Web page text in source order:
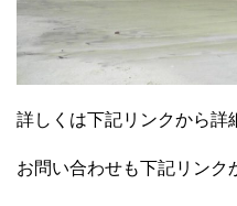
詳しくは下記リンクから詳
お問い合わせも下記リンク